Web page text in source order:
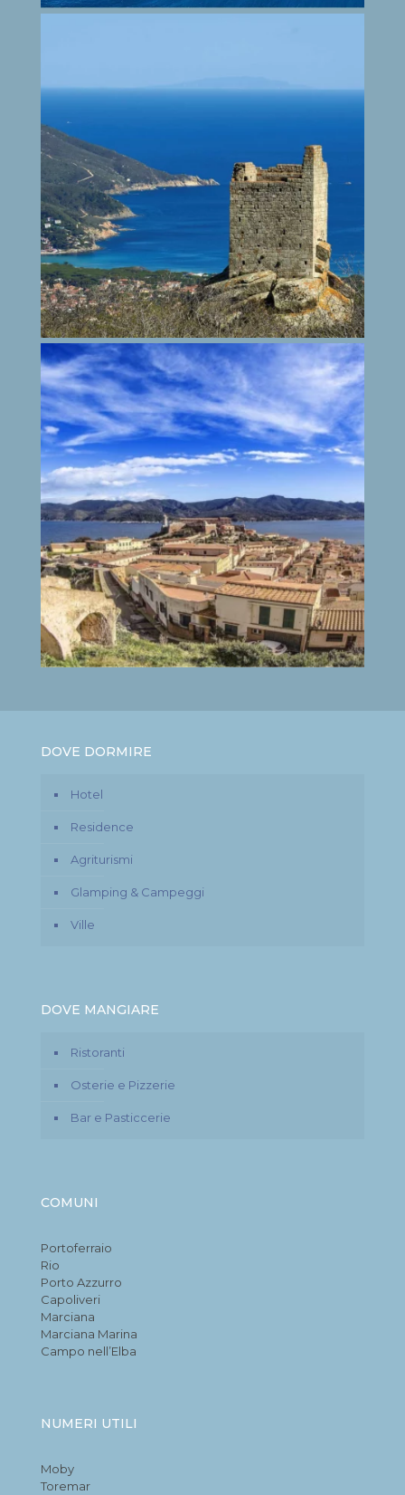
DOVE DORMIRE
Hotel
Residence
Agriturismi
Glamping & Campeggi
Ville
DOVE MANGIARE
Ristoranti
Osterie e Pizzerie
Bar e Pasticcerie
COMUNI
Portoferraio
Rio
Porto Azzurro
Capoliveri
Marciana
Marciana Marina
Campo nell’Elba
NUMERI UTILI
Moby
Toremar